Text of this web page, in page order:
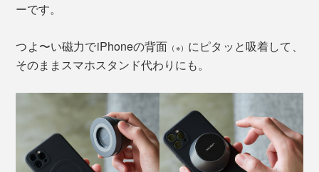
ーです。
つよ〜い磁力でiPhoneの背面 （※） にピタッと吸着して、
そのままスマホスタンド代わりにも。